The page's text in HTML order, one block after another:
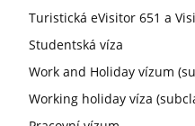
Turistická eVisitor 651 a
Studentská víza
Work and Holiday vízum
Working holiday víza